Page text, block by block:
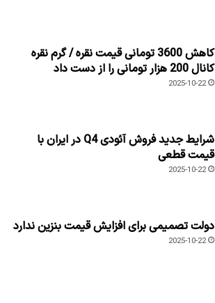
کاهش 3600 تومانی قیمت نقره / گرم نقره
کانال 200 هزار تومانی را از دست داد
2025-10-22
شرایط جدید فروش آئودی Q4 در ایران با
قیمت قطعی
2025-10-22
دولت تصمیمی برای افزایش قیمت بنزین ندارد
2025-10-22